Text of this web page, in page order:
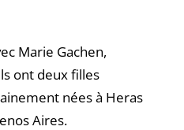
Marie Gachen,
ont deux filles
nées à Heras
Aires.